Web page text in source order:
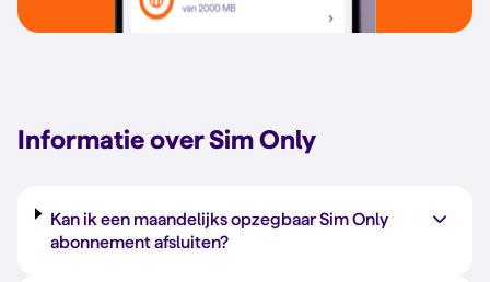
Informatie over Sim Only
Kan ik een maandelijks opzegbaar Sim Only
abonnement afsluiten?